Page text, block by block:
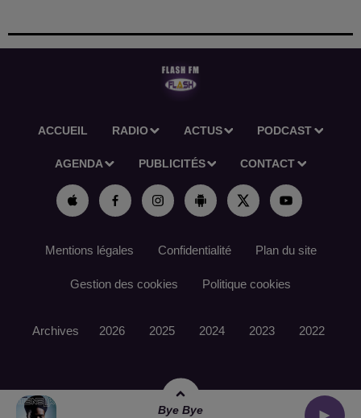
Bye Bye
ACCUEIL RADIO ACTUS PODCAST
AGENDA PUBLICITÉS CONTACT
Mentions légales Confidentialité Plan du site
Gestion des cookies Politique cookies
Archives 2026 2025 2024 2023 2022